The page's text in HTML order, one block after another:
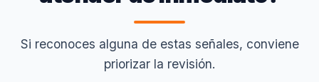
Si reconoces alguna de estas señales, conviene
priorizar la revisión.